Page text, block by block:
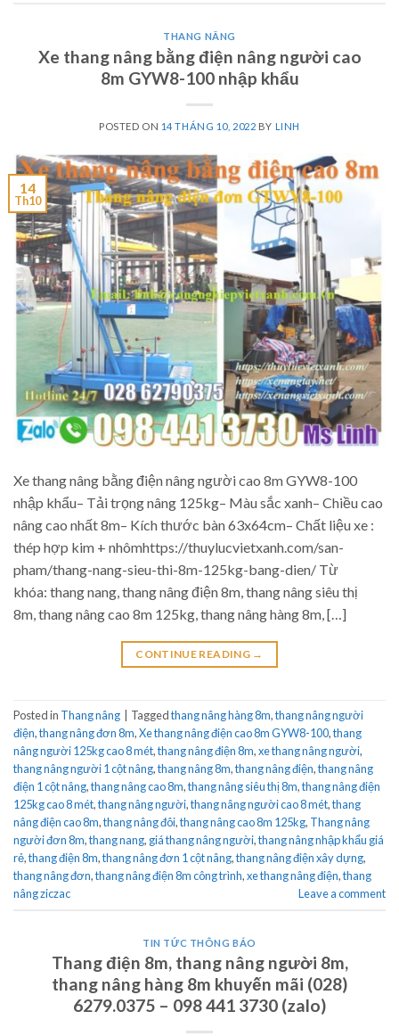
THANG NÂNG
Xe thang nâng bằng điện nâng người cao
8m GYW8-100 nhập khẩu
POSTED ON 14 THÁNG 10, 2022 BY LINH
14
Th10
Xe thang nâng bằng điện nâng người cao 8m GYW8-100
nhập khẩu– Tải trọng nâng 125kg– Màu sắc xanh– Chiều cao
nâng cao nhất 8m– Kích thước bàn 63x64cm– Chất liệu xe :
thép hợp kim + nhômhttps://thuylucvietxanh.com/san-
pham/thang-nang-sieu-thi-8m-125kg-bang-dien/ Từ
khóa: thang nang, thang nâng điện 8m, thang nâng siêu thị
8m, thang nâng cao 8m 125kg, thang nâng hàng 8m, […]
CONTINUE READING →
Posted in Thang nâng Taggedthang nâng hàng 8m,thang nâng người
điện,thang nâng đơn 8m,Xe thang nâng điện cao 8m GYW8-100,thang
nâng người 125kg cao 8 mét,thang nâng điện 8m,xe thang nâng người,
thang nâng người 1 cột nâng,thang nâng 8m,thang nâng điện,thang nâng
điện 1 cột nâng,thang nâng cao 8m,thang nâng siêu thị 8m,thang nâng điện
125kg cao 8 mét,thang nâng người,thang nâng người cao 8 mét,thang
nâng điện cao 8m,thang nâng đôi,thang nâng cao 8m 125kg, Thang nâng
người đơn 8m,thang nang, giá thang nâng người,thang nâng nhập khẩu giá
rẻ,thang điện 8m,thang nâng đơn 1 cột nâng,thang nâng điện xây dựng,
thang nâng đơn,thang nâng điện 8m công trình,xe thang nâng điện,thang
nâng ziczac
Leave a comment
TIN TỨC THÔNG BÁO
Thang điện 8m, thang nâng người 8m,
thang nâng hàng 8m khuyến mãi (028)
6279.0375 – 098 441 3730 (zalo)